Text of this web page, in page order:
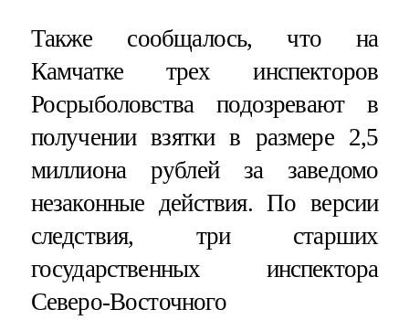
Также сообщалось, что на
Камчатке трех инспекторов
Росрыболовства подозревают в
получении взятки в размере 2,5
миллиона рублей за заведомо
незаконные действия. По версии
следствия, три старших
государственных инспектора
Северо-Восточного